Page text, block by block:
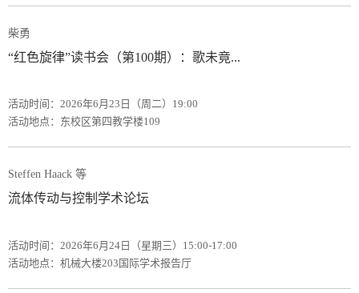
柴勇
“红色旋律”读书会（第100期）：歌未竟...
活动时间：2026年6月23日（周二）19:00
活动地点：东校区第四教学楼109
Steffen Haack 等
流体传动与控制学术论坛
活动时间：2026年6月24日（星期三）15:00-17:00
活动地点：机械大楼203国际学术报告厅